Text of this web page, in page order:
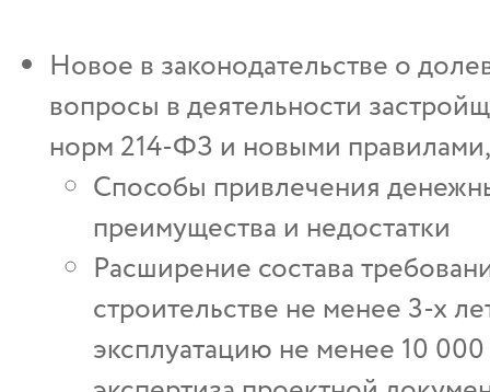
Новое в законодательстве о
вопросы в деятельности
норм 214-ФЗ и новыми
Способы привлечения
преимущества и недостатки
Расширение состава
строительстве не менее 3-х
эксплуатацию не менее 10